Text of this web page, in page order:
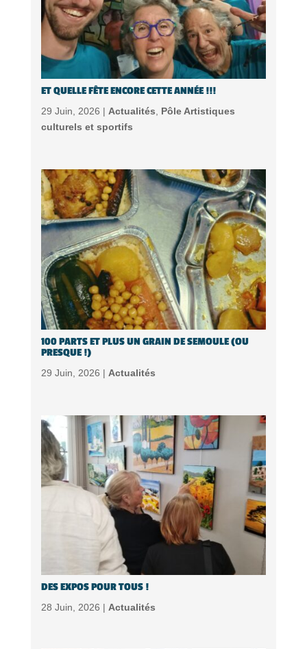
ET QUELLE FÊTE ENCORE CETTE ANNÉE !!!
29 Juin, 2026 | Actualités, Pôle Artistiques
culturels et sportifs
100 PARTS ET PLUS UN GRAIN DE SEMOULE (OU
PRESQUE !)
29 Juin, 2026 | Actualités
DES EXPOS POUR TOUS !
28 Juin, 2026 | Actualités